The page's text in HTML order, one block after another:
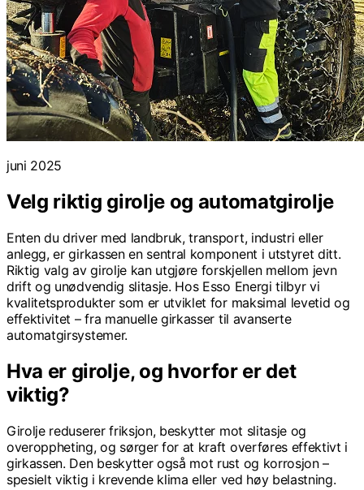
juni 2025
Velg riktig girolje og automatgirolje
Enten du driver med landbruk, transport, industri eller
anlegg, er girkassen en sentral komponent i utstyret ditt.
Riktig valg av girolje kan utgjøre forskjellen mellom jevn
drift og unødvendig slitasje. Hos Esso Energi tilbyr vi
kvalitetsprodukter som er utviklet for maksimal levetid og
effektivitet – fra manuelle girkasser til avanserte
automatgirsystemer.
Hva er girolje, og hvorfor er det
viktig?
Girolje reduserer friksjon, beskytter mot slitasje og
overoppheting, og sørger for at kraft overføres effektivt i
girkassen. Den beskytter også mot rust og korrosjon –
spesielt viktig i krevende klima eller ved høy belastning.